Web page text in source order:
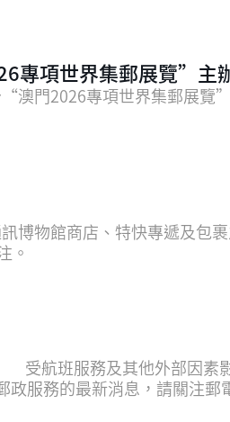
專項世界集郵展覽”主
“澳門2026專項世界集郵展
博物館商店、特快專遞及包
： 敬希垂注。
服務的最新消息，請關注郵